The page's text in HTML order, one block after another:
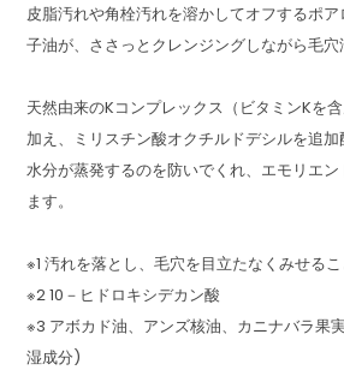
皮脂汚れや角栓汚れを溶かしてオフするポ
子油が、ささっとクレンジングしながら毛穴
天然由来のKコンプレックス（ビタミンKを
加え、ミリスチン酸オクチルドデシルを追加
水分が蒸発するのを防いでくれ、エモリエ
ます。
※1 汚れを落とし、毛穴を目立たなくみせるこ
※2 10－ヒドロキシデカン酸
※3 アボカド油、アンズ核油、カニナバラ果
湿成分)